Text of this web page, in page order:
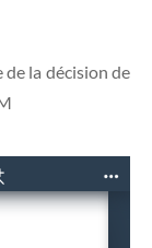
la décision de